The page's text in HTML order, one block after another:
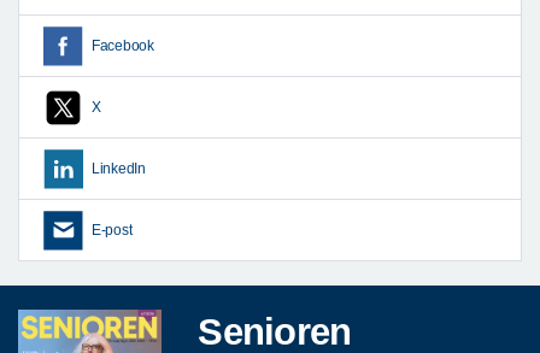
Facebook
X
LinkedIn
E-post
Senioren